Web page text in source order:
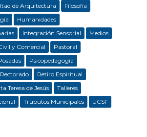
de Arquitectura
Filosofía
Humanidades
Integración Sensorial
Medios
y Comercial
Pastoral
Psicopedagogía
Rectorado
Retiro Espiritual
Teresa de Jesús
Talleres
Trubutos Municipales UCSF